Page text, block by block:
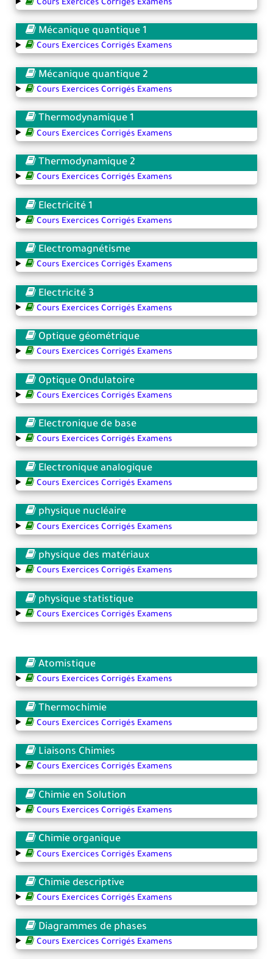
Cours Exercices Corrigés Examens
Mécanique quantique 1
Cours Exercices Corrigés Examens
Mécanique quantique 2
Cours Exercices Corrigés Examens
Thermodynamique 1
Cours Exercices Corrigés Examens
Thermodynamique 2
Cours Exercices Corrigés Examens
Electricité 1
Cours Exercices Corrigés Examens
Electromagnétisme
Cours Exercices Corrigés Examens
Electricité 3
Cours Exercices Corrigés Examens
Optique géométrique
Cours Exercices Corrigés Examens
Optique Ondulatoire
Cours Exercices Corrigés Examens
Electronique de base
Cours Exercices Corrigés Examens
Electronique analogique
Cours Exercices Corrigés Examens
physique nucléaire
Cours Exercices Corrigés Examens
physique des matériaux
Cours Exercices Corrigés Examens
physique statistique
Cours Exercices Corrigés Examens
Atomistique
Cours Exercices Corrigés Examens
Thermochimie
Cours Exercices Corrigés Examens
Liaisons Chimies
Cours Exercices Corrigés Examens
Chimie en Solution
Cours Exercices Corrigés Examens
Chimie organique
Cours Exercices Corrigés Examens
Chimie descriptive
Cours Exercices Corrigés Examens
Diagrammes de phases
Cours Exercices Corrigés Examens